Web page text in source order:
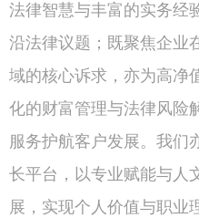
法律智慧与丰富的实务经
沿法律议题；既聚焦企业
域的核心诉求，亦为高净
化的财富管理与法律风险
服务护航客户发展。我们
长平台，以专业赋能与人
展，实现个人价值与职业